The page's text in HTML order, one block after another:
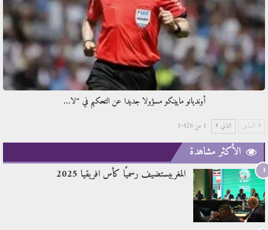
أونديانو مايينكو مسؤولا جديدا عن التحكيم في “لا…
السابق التالي 1 من 1٬426
الأكثر مشاهدة
1 المغربيستضيف رسميًا كأس افريقيا 2025